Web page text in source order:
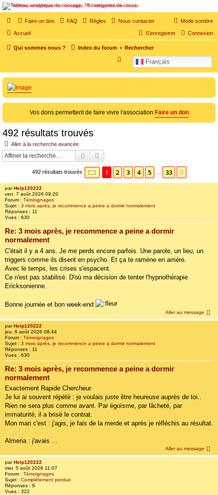
SOS cocu
SOS cocu est une association loi 1901 dont l'objet est le soutien aux victimes d'adultère.
Pouvoir parler, se confier, recevoir un soutien moral pour traverser une situation
Mode sombre
Faire un don FAQ Règles Nous contacter
Accueil Connexion
S’enregistrer
Qui sommes nous ? Index du forum Rechercher
Français
Vos dons permettent de faire vivre l'association Faire un don
492 résultats trouvés
Aller à la recherche avancée
Rechercher
492 résultats trouvés Page 1sur33
1 2 3 4 5 33
parHelp120222
ven. 7 août 2026 09:20
Forum : Témoignages
Sujet : 3 mois après, je recommence a peine a dormir normalement
Réponses : 11
Vues : 630
Re: 3 mois après, je recommence a peine a dormir
normalement
C'était il y a 4 ans. Je me perds encore parfois. Une parole, un lieu, un
triggers comme ils disent en psycho. Et ça te ramène en arrière.
Avec le temps, les crises s'espacent.
Ce n'est pas stabilisé. D'où ma décision de tenter l'hypnothérapie
Ericksonienne.
Bonne journée et bon week-end
Aller au message
parHelp120222
jeu. 6 août 2026 08:44
Forum : Témoignages
Sujet : 3 mois après, je recommence a peine a dormir normalement
Réponses : 11
Vues : 630
Re: 3 mois après, je recommence a peine a dormir
normalement
Exactement Rapide Chercheur.
Je lui ai souvent répété : je voulais juste être heureuse auprès de toi..
Rien ne sera plus comme avant. Par égoïsme, par lâcheté, par
immaturité, il a brisé le contrat.
Mon mari c'est : j'agis, je fais de la merde et après je réfléchis au résultat.
Almeria : j'avais ...
Aller au message
parHelp120222
mer. 5 août 2026 11:07
Forum : Témoignages
Sujet : Complètement perdue
Réponses : 8
Vues : 322